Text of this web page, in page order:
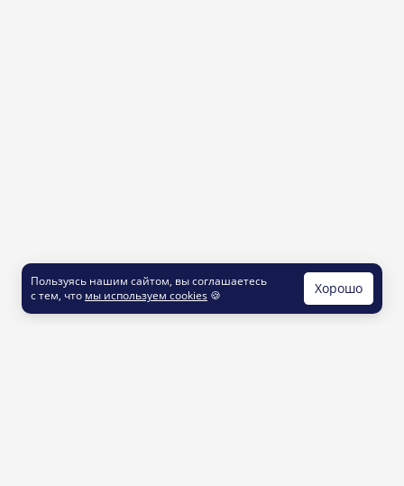
Пользуясь нашим сайтом, вы соглашаетесь
с тем, что мы используем cookies 🍪 Хорошо